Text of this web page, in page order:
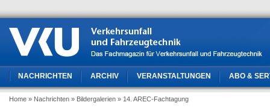
NACHRICHTEN ARCHIV VERANSTALTUNGEN ABO &
Home » Nachrichten » Bildergalerien » 14. AREC-Fachtagung